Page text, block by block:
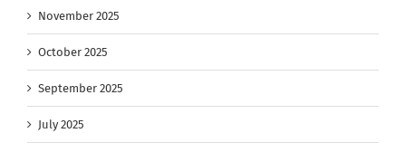
November 2025
October 2025
September 2025
July 2025